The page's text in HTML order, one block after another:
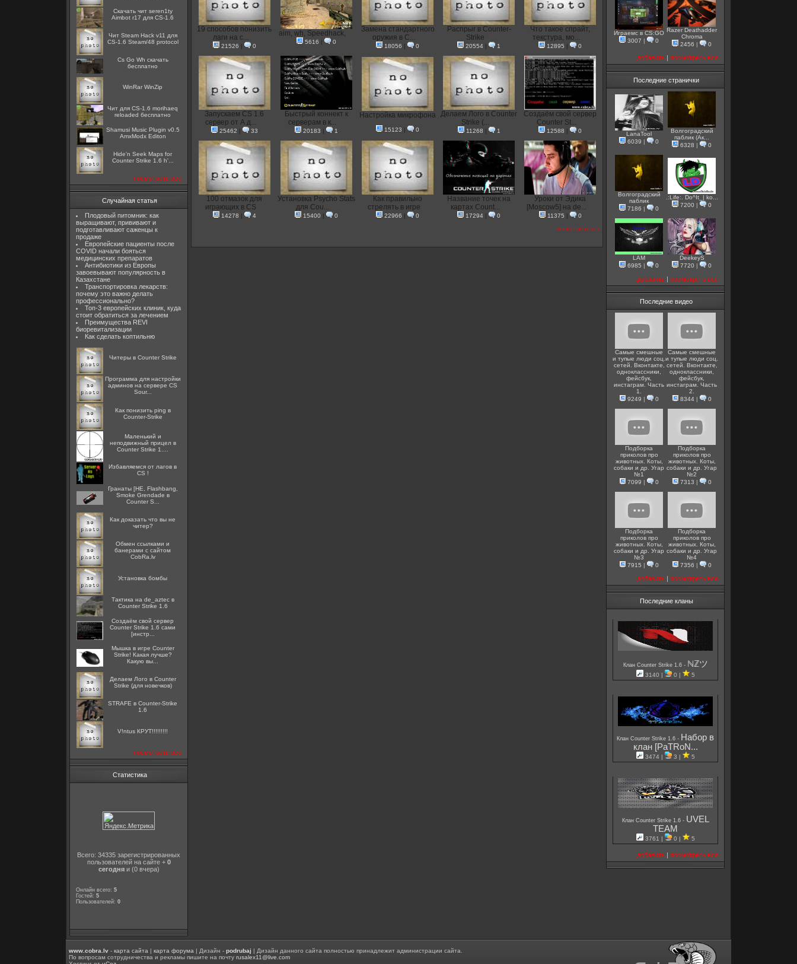
Скачать чит seren1ty
Aimbot r17 для CS-1.6
Чит Steam Hack v11 для
CS-1.6 Steam/48 protocol
Cs Go Wh скачать
бесплатно
WinRar WinZip
Чит для CS-1.6 morihaeq
reloaded бесплатно
Shamusi Music Plugin v0.5
AmxModx Editon
Hide'n Seek Maps for
Counter Strike 1.6 h'...
посмотреть все
Случайная статья
Плодовый питомник: как
выращивают, прививают и
подготавливают саженцы к
продаже
Европейские пациенты после
COVID начали бояться
медицинских препаратов
Антибиотики из Европы
завоевывают популярность в
Казахстане
Транспортировка лекарств:
почему это важно делать
профессионально?
Топ-3 европейских клиник, куда
стоит обратиться за лечением
Преимущества REVI
биоревитализации
Как сделать коптильню
Читеры в Counter Strike
Программа для настройки
админов на сервере CS
Sour...
Как понизить ping в
Counter-Strike
Маленький и
неподвижный прицел в
Counter Strike 1....
Избавляемся от лагов в
CS !
Гранаты [HE, Flashbang,
Smoke Grendade в
Counter S...
Как доказать что вы не
читер?
Oбмен ссылками и
банерами с сайтом
CobRa.lv
Установка бомбы
Тактика на de_aztec в
Counter Strike 1.6
Создаём свой сервер
Counter Strike 1.6 сами
[инстр...
Мышка в игре Counter
Strike! Какая лучше?
Какую вы...
Делаем Лого в Counter
Strike (для новечков)
STRAFE в Counter-Strike
1.6
V!ntus КРУТ!!!!!!!!!
посмотреть все
Статистика
Всего: 34335 зарегистрированных
пользователей на сайте + 0
сегодняи (0 вчера)
Онлайн всего: 5
Гостей: 5
Пользователей: 0
19 способов понизить
лаги на с...
21526 | 0
aim, wh, Speedhack,
5616 | 0
Замена стандартного
оружия в C...
18056 | 0
Распрыг в Counter-
Strike
20554 | 1
Что такое спрайт,
текстура, мо...
12895 | 0
Запускаем CS 1.6
сервер от А д...
25462 | 33
Быстрый коннект к
серверам в к...
20183 | 1
Настройка микрофона
15123 | 0
Делаем Лого в Counter
Strike (...
11268 | 1
Создаём свой сервер
Counter St...
12588 | 0
100 отмазок для
играющих в CS
14278 | 4
Установка Psycho Stats
для Cou...
15400 | 0
Как правильно
стрелять в игре
22966 | 0
Название точек на
картах Count...
17294 | 0
Уроки от Эдика
[Moscow5] на de...
11375 |
0
посмотреть все
Играемс в CS:GO
3007 | 0
Razer Deathadder
Chroma
2456 | 0
добавить | посмотреть все
Последние странички
LanaTool
6039 | 0
Волгоградский
паблик (Ак...
6328 | 0
Волгоградский
паблик
7186 | 0
.:Life:. Do^It_| ko...
7200 | 0
LAM
6985 | 0
DeekeyS
7720 | 0
добавить | посмотреть все
Последние видео
Самые смешные
и тупые люди соц.
сетей. Вконтакте,
одноклассники,
фейсбук,
инстаграм. Часть
1.
9249 | 0
Самые смешные
и тупые люди соц.
сетей. Вконтакте,
одноклассники,
фейсбук,
инстаграм. Часть
2.
8344| 0
Подборка
приколов про
животных. Коты,
собаки и др. Угар
№1
7099 | 0
Подборка
приколов про
животных. Коты,
собаки и др. Угар
№2
7313 | 0
Подборка
приколов про
животных. Коты,
собаки и др. Угар
№3
7915 | 0
Подборка
приколов про
животных. Коты,
собаки и др. Угар
№4
7356 | 0
добавить | посмотреть все
Последние кланы
Клан Counter Strike 1.6 - ℕℤツ
3140 | 0 | 5
Клан Counter Strike 1.6 - Набор в
клан [PaTRoN...
3474 | 3 | 5
Клан Counter Strike 1.6 - UVEL
TEAM
3761 | 0 | 5
добавить | посмотреть все
www.cobra.lv - карта сайта | карта форума | Дизайн - podrubaj | Дизайн данного сайта полностью принадлежит администрации сайта.
По вопросам сотрудничества и рекламы пишите на почту rusalex11@live.com